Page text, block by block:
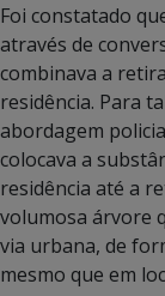
Foi constatado
através de
combinava a
residência. Para
abordagem
colocava a
residência até a
volumosa árvore
via urbana, de
mesmo que em